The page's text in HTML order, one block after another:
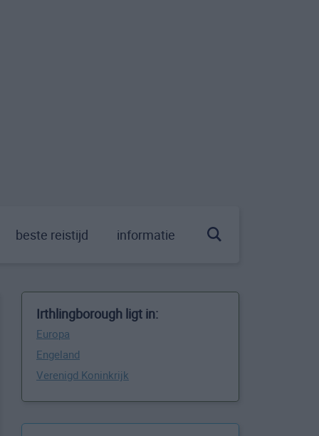
beste reistijd informatie
Irthlingborough ligt in:
Europa
Engeland
Verenigd Koninkrijk